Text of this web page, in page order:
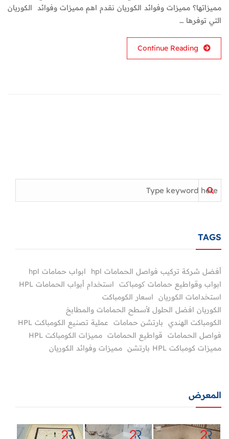
مميزاتها؟ مميزات وفوائد الكوريان نقدم اهم مميزات وفوائد الكوريان
التي توفرها …
Continue Reading
TAGS
أفضل شركة تركيب فواصل الحمامات hpl
ابواب حمامات hpl
ابواب وقواطيع حمامات کومباکت
استخدام أبواب الحمامات HPL
استخدامات الكوريان
اسعار الكومباكت
الكوريان افضل الحلول لأسطح الحمامات والمطابخ
الكومباكت الهندي
بارتشن حمامات
عملية تصنيع الكومباكت HPL
فواصل الحمامات
قواطيع الحمامات مميزات الكومباكت HPL
مميزات كومباكت HPL بارتشن
مميزات وفوائد الكوريان
المعرض